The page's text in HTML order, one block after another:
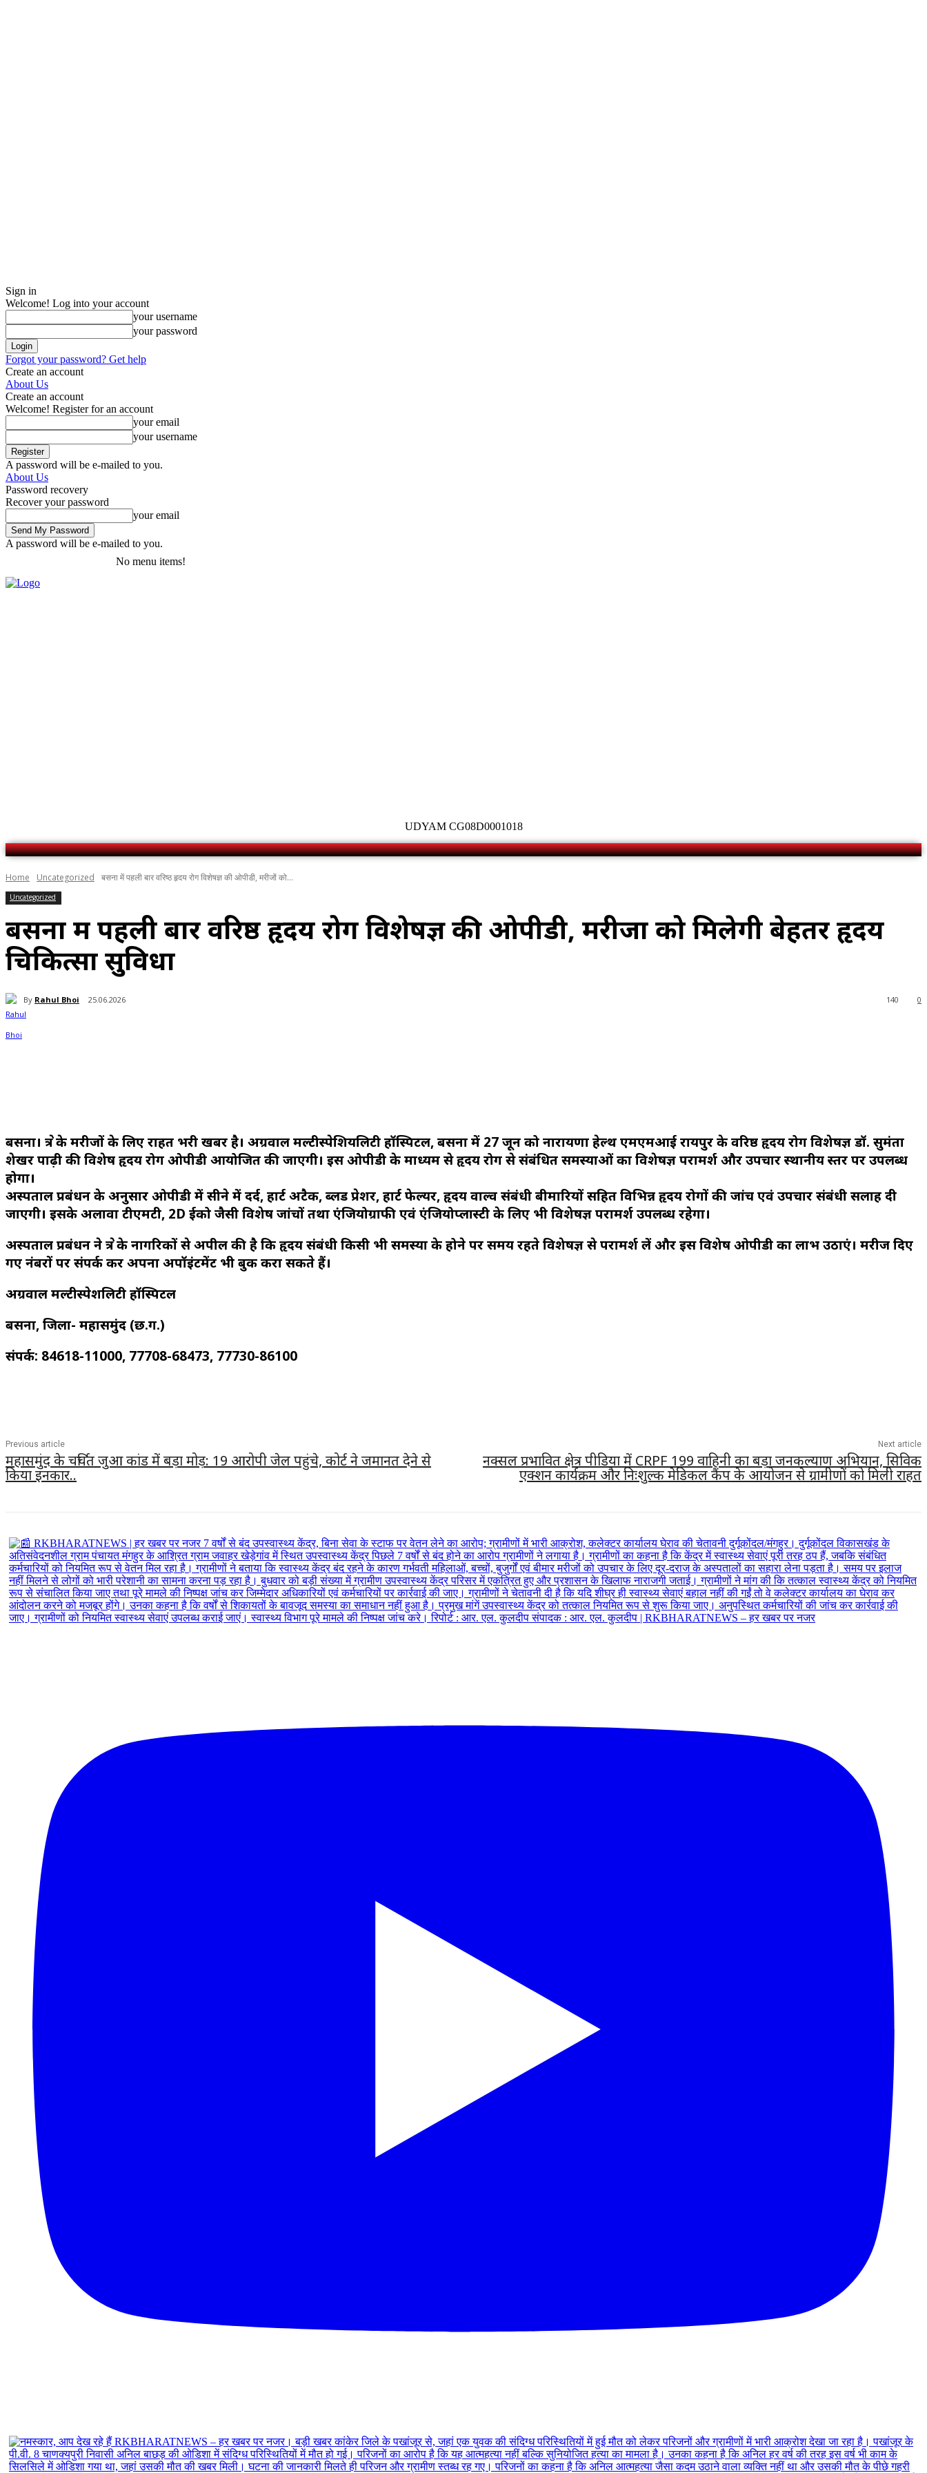
Sign in
Welcome! Log into your account
your username
your password
Forgot your password? Get help
Create an account
About Us
Create an account
Welcome! Register for an account
your email
your username
A password will be e-mailed to you.
About Us
Password recovery
Recover your password
your email
A password will be e-mailed to you.
No menu items!
UDYAM CG08D0001018
No menu items!
Home Uncategorized बसना में पहली बार वरिष्ठ हृदय रोग विशेषज्ञ की ओपीडी, मरीजों को...
Uncategorized
बसना में पहली बार वरिष्ठ हृदय रोग विशेषज्ञ की ओपीडी, मरीजों को मिलेगी बेहतर हृदय
चिकित्सा सुविधा
By Rahul Bhoi 25.06.2026 0
140
बसना। क्षेत्र के मरीजों के लिए राहत भरी खबर है। अग्रवाल मल्टीस्पेशियलिटी हॉस्पिटल, बसना में 27 जून को नारायणा हेल्थ एमएमआई रायपुर के वरिष्ठ हृदय रोग विशेषज्ञ डॉ. सुमंता
शेखर पाढ़ी की विशेष हृदय रोग ओपीडी आयोजित की जाएगी। इस ओपीडी के माध्यम से हृदय रोग से संबंधित समस्याओं का विशेषज्ञ परामर्श और उपचार स्थानीय स्तर पर उपलब्ध
होगा।
अस्पताल प्रबंधन के अनुसार ओपीडी में सीने में दर्द, हार्ट अटैक, ब्लड प्रेशर, हार्ट फेल्यर, हृदय वाल्व संबंधी बीमारियों सहित विभिन्न हृदय रोगों की जांच एवं उपचार संबंधी सलाह दी
जाएगी। इसके अलावा टीएमटी, 2D ईको जैसी विशेष जांचों तथा एंजियोग्राफी एवं एंजियोप्लास्टी के लिए भी विशेषज्ञ परामर्श उपलब्ध रहेगा।
अस्पताल प्रबंधन ने क्षेत्र के नागरिकों से अपील की है कि हृदय संबंधी किसी भी समस्या के होने पर समय रहते विशेषज्ञ से परामर्श लें और इस विशेष ओपीडी का लाभ उठाएं। मरीज दिए
गए नंबरों पर संपर्क कर अपना अपॉइंटमेंट भी बुक करा सकते हैं।
अग्रवाल मल्टीस्पेशलिटी हॉस्पिटल
बसना, जिला- महासमुंद (छ.ग.)
संपर्क: 84618-11000, 77708-68473, 77730-86100
Previous article
महासमुंद के चर्चित जुआ कांड में बड़ा मोड़: 19 आरोपी जेल पहुंचे, कोर्ट ने जमानत देने से
किया इनकार..
Next article
नक्सल प्रभावित क्षेत्र पीडिया में CRPF 199 वाहिनी का बड़ा जनकल्याण अभियान, सिविक
एक्शन कार्यक्रम और निःशुल्क मेडिकल कैंप के आयोजन से ग्रामीणों को मिली राहत